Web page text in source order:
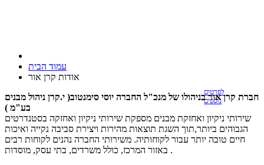
לפרטים
נוספים
עמוד הבית
אודות קרן אור
חברת קרן אור בניהולו של מנכ"ל החברה יוסי סימנטוב( י.קרן ניהול מבנים
בע"מ )
שירותי ניקיון ואחזקת מבנים מספקת שירותי ניקיון ואחזקה בסטנדרטים
הגבוהים ביותר,תוך השגת תוצאות מהירות ויצירת סביבה נקייה ואיכות
חיים טובה יותר עבור לקוחותיה. משירותי החברה נהנים לקוחות רבים
באזור המרכז, כולל משרדים, בתי עסק, מוסדות .